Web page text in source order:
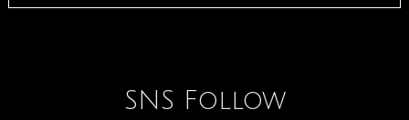
SNS Follow